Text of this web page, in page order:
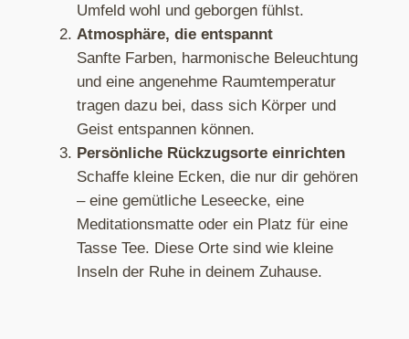
Umfeld wohl und geborgen fühlst.
Atmosphäre, die entspannt
Sanfte Farben, harmonische Beleuchtung
und eine angenehme Raumtemperatur
tragen dazu bei, dass sich Körper und
Geist entspannen können.
Persönliche Rückzugsorte einrichten
Schaffe kleine Ecken, die nur dir gehören
– eine gemütliche Leseecke, eine
Meditationsmatte oder ein Platz für eine
Tasse Tee. Diese Orte sind wie kleine
Inseln der Ruhe in deinem Zuhause.